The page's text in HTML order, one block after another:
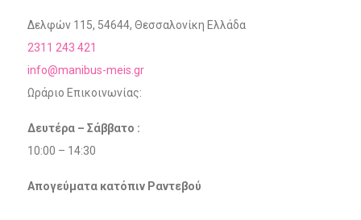
Δελφών 115, 54644, Θεσσαλονίκη Ελλάδα
2311 243 421
info@manibus-meis.gr
Ωράριο Επικοινωνίας:
Δευτέρα – Σάββατο :
10:00 – 14:30
Απογεύματα κατόπιν Ραντεβού